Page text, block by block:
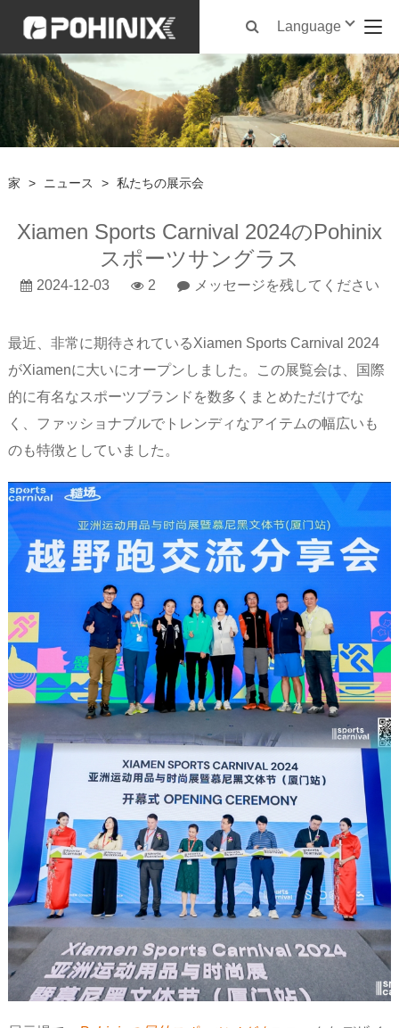
Language
家 > ニュース > 私たちの展示会
Xiamen Sports Carnival 2024のPohinix
スポーツサングラス
2024-12-03 2 メッセージを残してください
最近、非常に期待されているXiamen Sports Carnival 2024
がXiamenに大いにオープンしました。この展覧会は、国際
的に有名なスポーツブランドを数多くまとめただけでな
く、ファッショナブルでトレンディなアイテムの幅広いも
のも特徴としていました。